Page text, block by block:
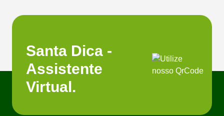
Santa Dica -
Assistente
Virtual.